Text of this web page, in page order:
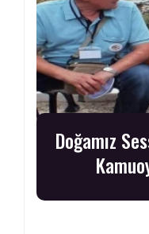
Doğamız